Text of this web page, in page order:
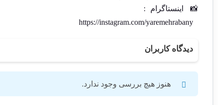
📸
اینستاگرام
:
https://instagram.com/yaremehrabany
دیدگاه کاربران
هنوز هیچ بررسی وجود ندارد.